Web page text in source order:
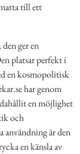
till ett
ger en
platsar perfekt i
en kosmopolitisk
har genom
en möjlighet
och
användning är den
en känsla av